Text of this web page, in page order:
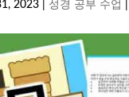
2023 성경 공부 수업